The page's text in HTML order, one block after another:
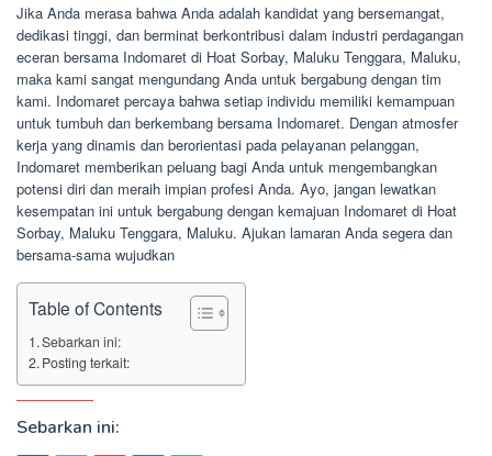
Jika Anda merasa bahwa Anda adalah kandidat yang bersemangat,
dedikasi tinggi, dan berminat berkontribusi dalam industri perdagangan
eceran bersama Indomaret di Hoat Sorbay, Maluku Tenggara, Maluku,
maka kami sangat mengundang Anda untuk bergabung dengan tim
kami. Indomaret percaya bahwa setiap individu memiliki kemampuan
untuk tumbuh dan berkembang bersama Indomaret. Dengan atmosfer
kerja yang dinamis dan berorientasi pada pelayanan pelanggan,
Indomaret memberikan peluang bagi Anda untuk mengembangkan
potensi diri dan meraih impian profesi Anda. Ayo, jangan lewatkan
kesempatan ini untuk bergabung dengan kemajuan Indomaret di Hoat
Sorbay, Maluku Tenggara, Maluku. Ajukan lamaran Anda segera dan
bersama-sama wujudkan
Table of Contents
Sebarkan ini:
Posting terkait:
Sebarkan ini: